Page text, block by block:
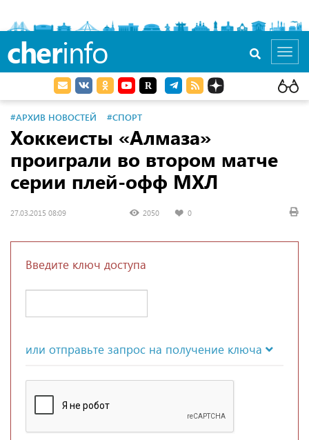
cherinfo
#АРХИВ НОВОСТЕЙ #СПОРТ
Хоккеисты «Алмаза»
проиграли во втором матче
серии плей-офф МХЛ
27.03.2015 08:09 2050 0
Введите ключ доступа
или отправьте запрос на получение ключа